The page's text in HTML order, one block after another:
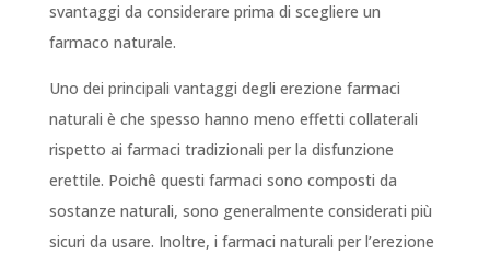
svantaggi da considerare prima di scegliere un
farmaco naturale.
Uno dei principali vantaggi degli erezione farmaci
naturali è che spesso hanno meno effetti collaterali
rispetto ai farmaci tradizionali per la disfunzione
erettile. Poichê questi farmaci sono composti da
sostanze naturali, sono generalmente considerati più
sicuri da usare. Inoltre, i farmaci naturali per l’erezione